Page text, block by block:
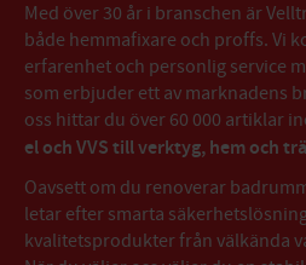
Med över 30 år i branschen är
både hemmafixare och proffs. Vi
erfarenhet och personlig service
som erbjuder ett av marknadens
oss hittar du över 60 000 artiklar
el och VVS till verktyg, hem och
Oavsett om du renoverar
letar efter smarta
kvalitetsprodukter från välkända